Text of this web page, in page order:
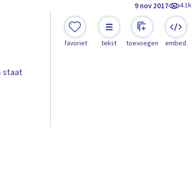
9 nov 2017 4.1k
staat
favoriet tekst toevoegen embed